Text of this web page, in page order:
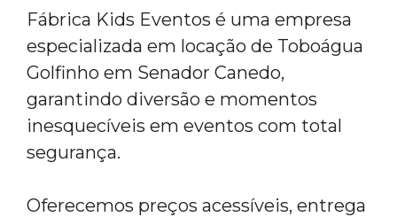
Fábrica Kids Eventos é uma empresa
especializada em locação de Toboágua
Golfinho em Senador Canedo,
garantindo diversão e momentos
inesquecíveis em eventos com total
segurança.
Oferecemos preços acessíveis, entrega